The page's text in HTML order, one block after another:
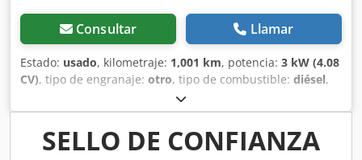
Consultar Llamar
Estado: usado, kilometraje: 1,001 km, potencia: 3 kW (4.08
CV), tipo de engranaje: otro, tipo de combustible: diésel,
, peso en vacío:
01/2006, Año de fabricación:2006, cabina del conductor:
, Ubicación del vehículo: Bovenden, Djdpfx Aoxy Sw
Sem Tjkr ¡Motor diésel Hatz! INFORMACIÓN SOBRE
SELLO DE CONFIANZA